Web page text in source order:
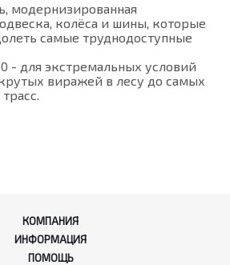
модернизированная
колёса и шины, которые
самые труднодоступные
- для экстремальных условий
виражей в лесу до самых
КОМПАНИЯ
ИНФОРМАЦИЯ
ПОМОЩЬ